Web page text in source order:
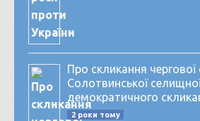
Про скликання чергової
Солотвинської
демократичного
2 роки тому